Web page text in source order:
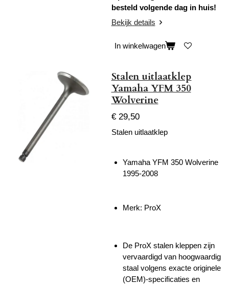
besteld volgende dag in huis!
Bekijk details
In winkelwagen
Stalen uitlaatklep
Yamaha YFM 350
Wolverine
€ 29,50
Stalen uitlaatklep
Yamaha YFM 350 Wolverine
1995-2008
Merk: ProX
De ProX stalen kleppen zijn
vervaardigd van hoogwaardig
staal volgens exacte originele
(OEM)-specificaties en